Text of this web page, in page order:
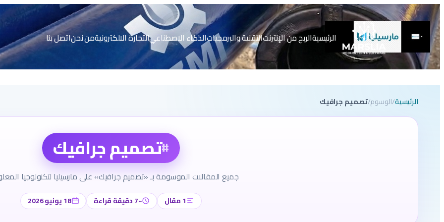
تخطى
إلى
المحتوى الرئيسيةالربح من الإنترنتالتقنية والبرمجياتالذكاء الاصطناعيالتجارة الالكترونيةمن نحناتصل بنا
الرئيسية/الوسوم/تصميم جرافيك
#تصميم جرافيك
جميع المقالات الموسومة بـ «تصميم جرافيك» على مارسيليا لتكنولوجيا
1 مقال ~7 دقيقة قراءة 18 يونيو 2026